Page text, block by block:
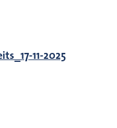
11-2025